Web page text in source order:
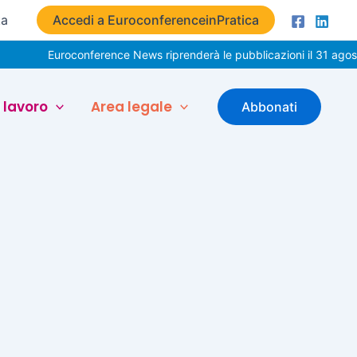
Accedi a EuroconferenceinPratica
Euroconference News riprenderà le pubblicazioni il 31
lavoro Area legale Abbonati